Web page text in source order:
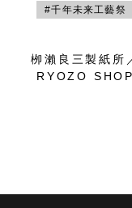
#千年未来工藝祭
栁瀨良三製紙所
RYOZO SHOP